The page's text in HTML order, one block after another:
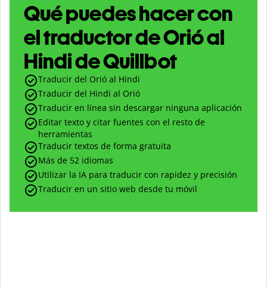
Qué puedes hacer con
el traductor de Orió al
Hindi de Quillbot
Traducir del Orió al Hindi
Traducir del Hindi al Orió
Traducir en línea sin descargar ninguna aplicación
Editar texto y citar fuentes con el resto de
herramientas
Traducir textos de forma gratuita
Más de 52 idiomas
Utilizar la IA para traducir con rapidez y precisión
Traducir en un sitio web desde tu móvil